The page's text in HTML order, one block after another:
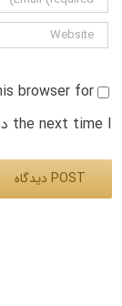
browser for
the next time I دیدگاه.